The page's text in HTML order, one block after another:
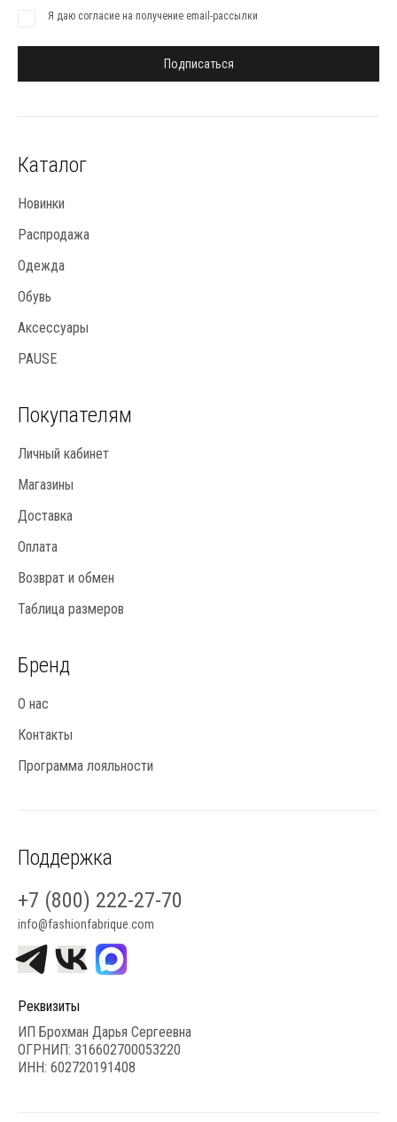
Каталог
Новинки
Распродажа
Одежда
Обувь
Аксессуары
PAUSE
Покупателям
Личный кабинет
Магазины
Доставка
Оплата
Возврат и обмен
Таблица размеров
Бренд
О нас
Контакты
Программа лояльности
Я даю согласие на получение email-рассылки
Подписаться
Поддержка
+7 (800) 222-27-70
info@fashionfabrique.com
Реквизиты
ИП Брохман Дарья Сергеевна
ОГРНИП: 316602700053220
ИНН: 602720191408